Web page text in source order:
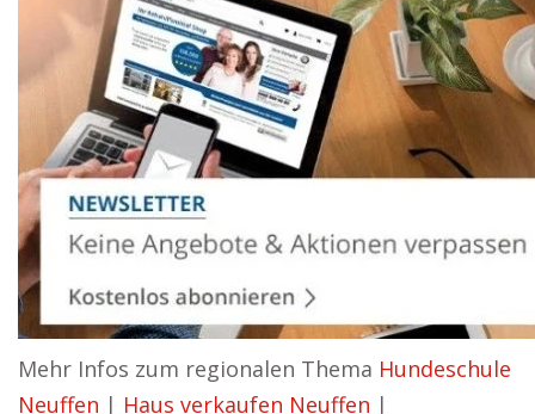
Mehr Infos zum regionalen Thema Hundeschule
Neuffen | Haus verkaufen Neuffen |